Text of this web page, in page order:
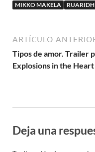
MIKKO MAKELA
ARTÍCULO
Tipos de amor. Trailer
Explosions in the Heart
Deja una